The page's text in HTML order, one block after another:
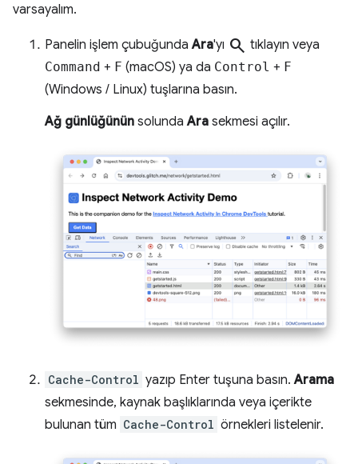
varsayalım.
Panelin işlem çubuğundaAra'yı search tıklayın veya
Command + F (macOS) ya da Control + F
(Windows / Linux) tuşlarına basın.
Ağ günlüğünün solundaAra sekmesi açılır.
Cache-Control yazıp Enter tuşuna basın.Arama
sekmesinde, kaynak başlıklarında veya içerikte
bulunan tüm Cache-Control örnekleri listelenir.